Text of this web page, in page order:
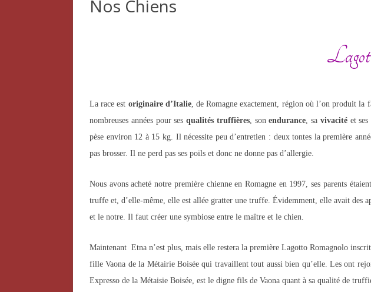
REVUE DE
Nos Chiens
La race est originaire d’Italie, de Romagne exactement, région où l’on produit la
nombreuses années pour ses qualités truffières, sonendurance , sa vivacitéet ses
pèse environ 12 à 15 kg. Il nécessite peu d’entretien : deux tontes la première
pas brosser. Il ne perd pas ses poils et donc ne donne pas d’allergie.
Nous avons acheté notre première chienne en Romagne en 1997, ses parents
truffe et, d’elle-même, elle est allée gratter une truffe. Évidemment, elle avait des
et le notre. Il faut créer une symbiose entre le maître et le chien.
Maintenant Etna n’est plus, mais elle restera la première Lagotto Romagnolo
fille Vaona de la Métairie Boisée qui travaillent tout aussi bien qu’elle. Les ont
Expresso de la Métaisie Boisée, est le digne fils de Vaona quant à sa qualité de